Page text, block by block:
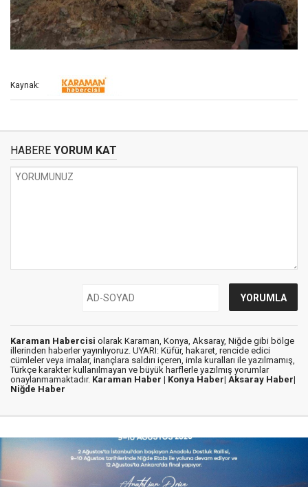
Kaynak:
HABERE YORUM KAT
Karaman Habercisi olarak Karaman, Konya, Aksaray, Niğde gibi bölge
illerinden haberler yayınlıyoruz. UYARI: Küfür, hakaret, rencide edici
cümleler veya imalar, inançlara saldırı içeren, imla kuralları ile yazılmamış,
Türkçe karakter kullanılmayan ve büyük harflerle yazılmış yorumlar
onaylanmamaktadır. Karaman Haber | Konya Haber| Aksaray Haber|
Niğde Haber